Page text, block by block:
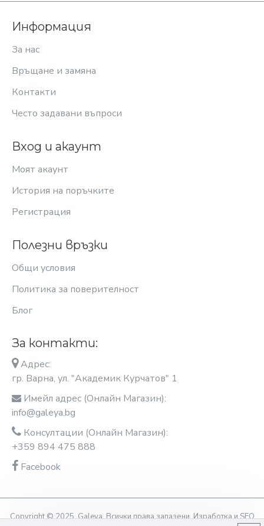
Информация
За нас
Връщане и замяна
Контакти
Често задавани въпроси
Вход и акаунт
Моят акаунт
История на поръчките
Регистрация
Полезни връзки
Общи условия
Политика за поверителност
Блог
За контакти:
Адрес:
гр. Варна, ул. "Академик Курчатов" 1
Имейл адрес (Онлайн Магазин):
info@galeya.bg
Консултации (Онлайн Магазин):
+359 894 475 888
Facebook
Copyright © 2025, Galeya, Всички права запазени. Изработка и SEO